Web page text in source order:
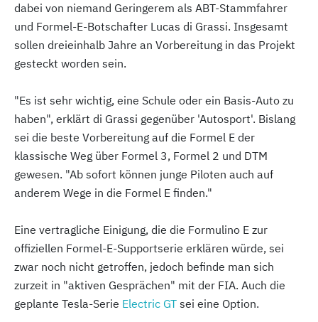
dabei von niemand Geringerem als ABT-Stammfahrer
und Formel-E-Botschafter Lucas di Grassi. Insgesamt
sollen dreieinhalb Jahre an Vorbereitung in das Projekt
gesteckt worden sein.
"Es ist sehr wichtig, eine Schule oder ein Basis-Auto zu
haben", erklärt di Grassi gegenüber 'Autosport'. Bislang
sei die beste Vorbereitung auf die Formel E der
klassische Weg über Formel 3, Formel 2 und DTM
gewesen. "Ab sofort können junge Piloten auch auf
anderem Wege in die Formel E finden."
Eine vertragliche Einigung, die die Formulino E zur
offiziellen Formel-E-Supportserie erklären würde, sei
zwar noch nicht getroffen, jedoch befinde man sich
zurzeit in "aktiven Gesprächen" mit der FIA. Auch die
geplante Tesla-Serie Electric GT sei eine Option.